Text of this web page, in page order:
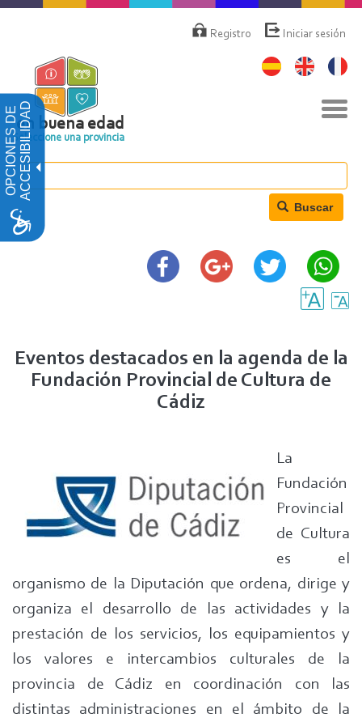
OPCIONES DEACCESIBILIDAD
Pasar
contenido
principal
deRegistro Iniciar sesión
en buena edad
Seleccione una provincia
Buscar
Eventos destacados en la agenda de la
Fundación Provincial de Cultura de
Cádiz
La
Fundación
Provincial
de Cultura
es el
organismo de la Diputación que ordena, dirige y
organiza el desarrollo de las actividades y la
prestación de los servicios, los equipamientos y
los valores e intercambios culturales de la
provincia de Cádiz en coordinación con las
distintas administraciones en el ámbito de la